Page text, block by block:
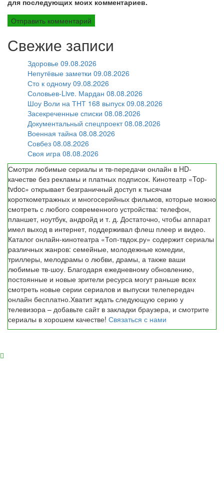
для последующих моих комментариев.
Свежие записи
Здоровье 09.08.2026
Непутёвые заметки 09.08.2026
Сто к одному 09.08.2026
Соловьев-Live. Мардан 08.08.2026
Шоу Воли на ТНТ 168 выпуск 09.08.2026
Засекреченные списки 08.08.2026
Документальный спецпроект 08.08.2026
Военная тайна 08.08.2026
Совбез 08.08.2026
Своя игра 08.08.2026
Смотри любимые сериалы и тв-передачи онлайн в HD-
качестве без рекламы и платных подписок. Кинотеатр «Top-
tvdoc» открывает безграничный доступ к тысячам
короткометражных и многосерийных фильмов, которые можно
смотреть с любого современного устройства: телефон,
планшет, ноутбук, андройд и т. д. Достаточно, чтобы аппарат
имел выход в интернет, поддерживал флеш плеер и видео.
Каталог онлайн-кинотеатра «Топ-твдок.ру» содержит сериалы
различных жанров: семейные, молодежные комедии,
триллеры, мелодрамы о любви, драмы, а также ваши
любимые тв-шоу. Благодаря ежедневному обновлению,
постоянные и новые зрители ресурса могут раньше всех
смотреть новые серии сериалов и выпуски телепередач
онлайн бесплатно.Хватит ждать следующую серию у
телевизора – добавьте сайт в закладки браузера, и смотрите
сериалы в хорошем качестве! Связаться с нами